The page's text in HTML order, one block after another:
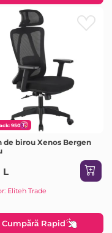
950
de birou Xenos Bergen
L
Eliteh Trade
Cumpără Rapid